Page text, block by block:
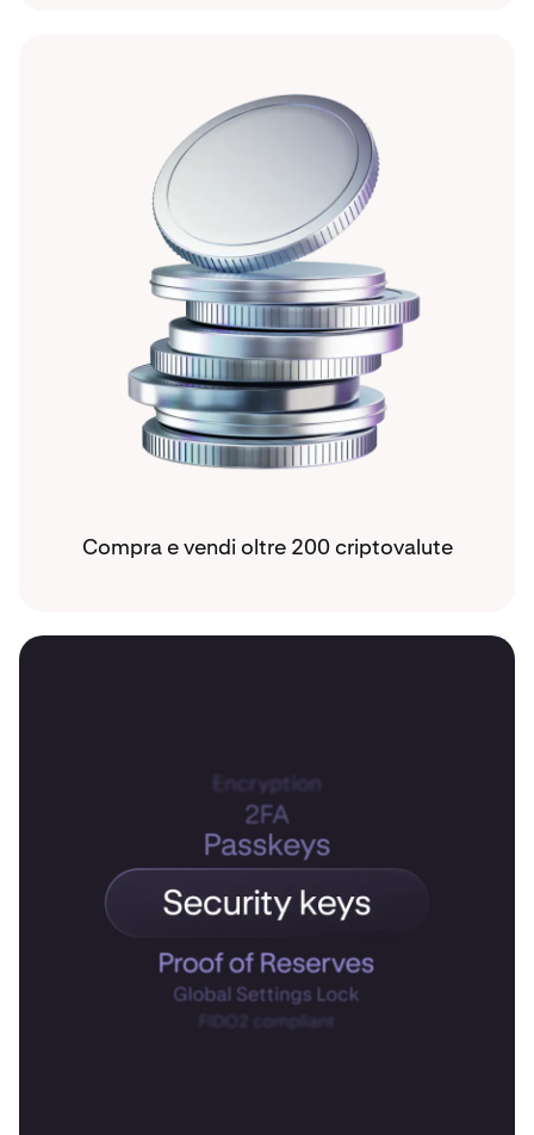
Compra e vendi oltre 200 criptovalute